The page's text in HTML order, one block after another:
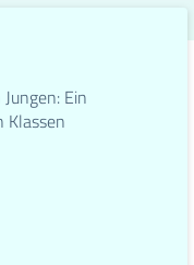
Ein
Klassen